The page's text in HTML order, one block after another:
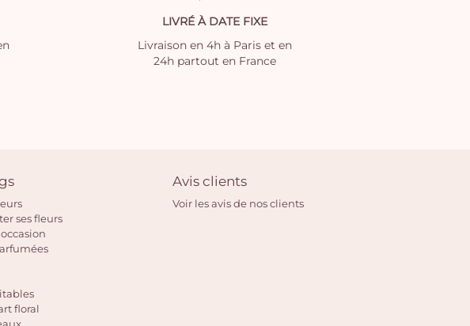
LIVRÉ À DATE FIXE
Livraison en 4h à Paris et en
24h partout en France
ses fleurs
floral
Avis clients
Voir les avis de nos clients